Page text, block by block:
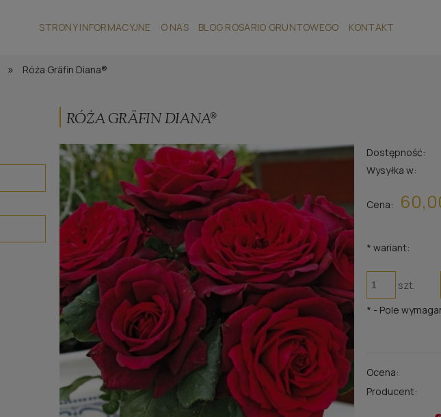
STRONY INFORMACYJNE O NAS BLOG ROSARIO GRUNTOWEGO KONTAKT
» Róża Gräfin Diana®
RÓŻA GRÄFIN DIANA®
Dostępność:
Wysyłka w:
Cena:
* wariant:
szt.
* - Pole
Ocena:
Producent: